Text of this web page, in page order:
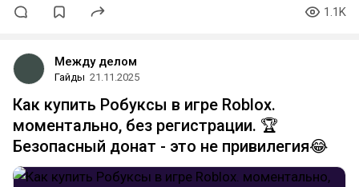
1.1K
Между делом
Гайды 21.11.2025
Как купить Робуксы в игре Roblox.
моментально, без регистрации. 🏆
Безопасный донат - это не привилегия😂